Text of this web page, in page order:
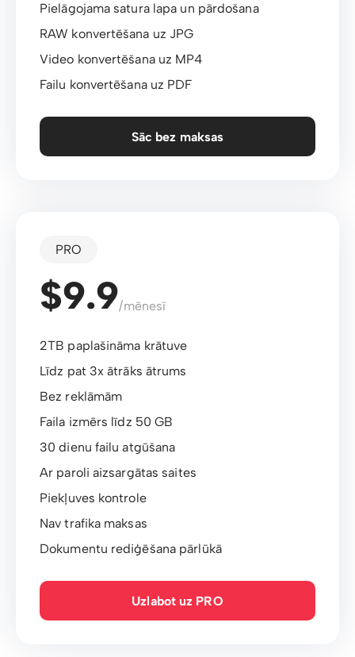
Pielāgojama satura lapa un pārdošana
RAW konvertēšana uz JPG
Video konvertēšana uz MP4
Failu konvertēšana uz PDF
Sāc bez maksas
PRO
$9.9/mēnesī
2TB paplašināma krātuve
Līdz pat 3x ātrāks ātrums
Bez reklāmām
Faila izmērs līdz 50 GB
30 dienu failu atgūšana
Ar paroli aizsargātas saites
Piekļuves kontrole
Nav trafika maksas
Dokumentu rediģēšana pārlūkā
Uzlabot uz PRO